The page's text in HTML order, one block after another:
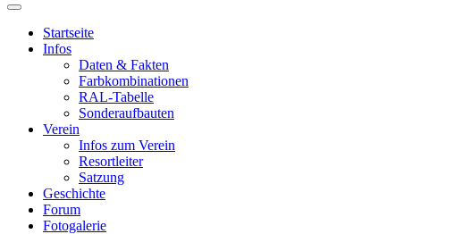
Startseite
Infos
Daten & Fakten
Farbkombinationen
RAL-Tabelle
Sonderaufbauten
Verein
Infos zum Verein
Resortleiter
Satzung
Geschichte
Forum
Fotogalerie